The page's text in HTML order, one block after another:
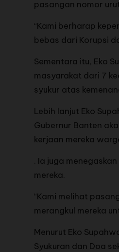
pasangan nomor
“Kami berharap
bebas dari Korupsi
Sementara itu, Eko
masyarakat dari 7
syukur atas
Lebih lanjut Eko
Gubernur Banten
kerjaan mereka
. Ia juga
mereka.
“Kami melihat
merangkul mereka
Menurut Eko
Syukuran dan Doa